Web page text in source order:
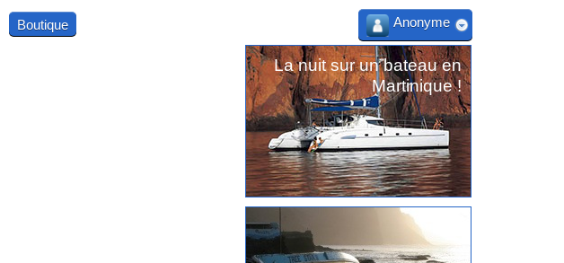
Boutique
La nuit sur un bateau en
Martinique !
Anonyme